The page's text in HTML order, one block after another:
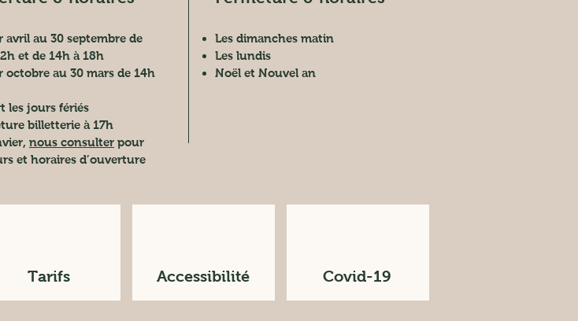
avril au 30 septembre de
et de 14h à 18h
octobre au 30 mars de 14h
les jours fériés
billetterie à 17h
nous consulter pour
et horaires d’ouverture
Les dimanches matin
Les lundis
Noël et Nouvel an
Tarifs Accessibilité Covid-19